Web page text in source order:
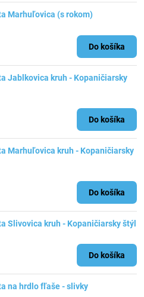
Marhuľovica (s rokom)
Do košíka
Jablkovica kruh - Kopaničiarsky
Do košíka
Marhuľovica kruh - Kopaničiarsky
Do košíka
Slivovica kruh - Kopaničiarsky štýl
Do košíka
na hrdlo fľaše - slivky